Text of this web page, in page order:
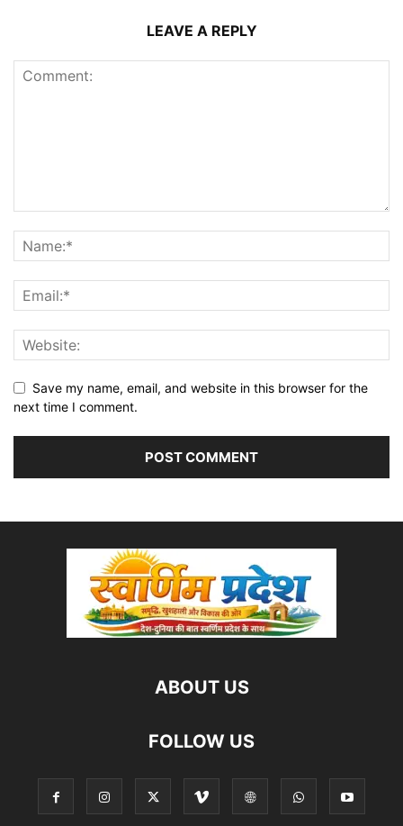
LEAVE A REPLY
Save my name, email, and website in this browser for the
next time I comment.
ABOUT US
FOLLOW US